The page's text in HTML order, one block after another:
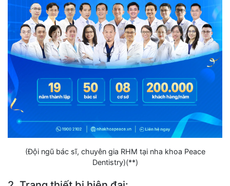
(Đội ngũ bác sĩ, chuyên gia RHM tại nha khoa Peace
Dentistry)(**)